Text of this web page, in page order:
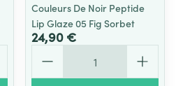
Couleurs De Noir Peptide
Lip Glaze 05 Fig Sorbet
24,90 €